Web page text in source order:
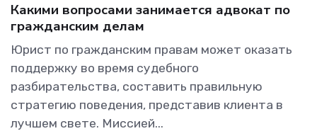
Какими вопросами занимается адвокат по
гражданским делам
Юрист по гражданским правам может оказать
поддержку во время судебного
разбирательства, составить правильную
стратегию поведения, представив клиента в
лучшем свете. Миссией...